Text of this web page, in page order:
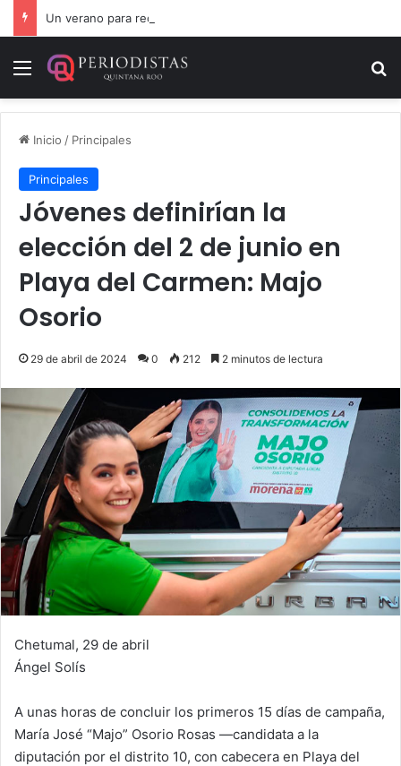
Menú
Inicio / Principales
Principales
Jóvenes definirían la
elección del 2 de junio en
Playa del Carmen: Majo
Osorio
29 de abril de 2024 0 212 2 minutos de lectura
Chetumal, 29 de abril
Ángel Solís
A unas horas de concluir los primeros 15 días de campaña,
María José “Majo” Osorio Rosas —candidata a la
diputación por el distrito 10, con cabecera en Playa del